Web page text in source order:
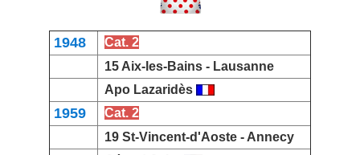
1948
Cat. 2
15 Aix-les-Bains - Lausanne
Apo Lazaridès
1959
Cat. 2
19 St-Vincent-d'Aoste - Annecy